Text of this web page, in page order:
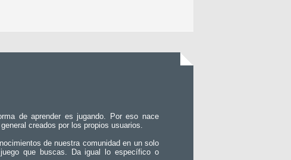
de aprender es jugando. Por eso nace
creados por los propios usuarios.
de nuestra comunidad en un solo
que buscas. Da igual lo específico o